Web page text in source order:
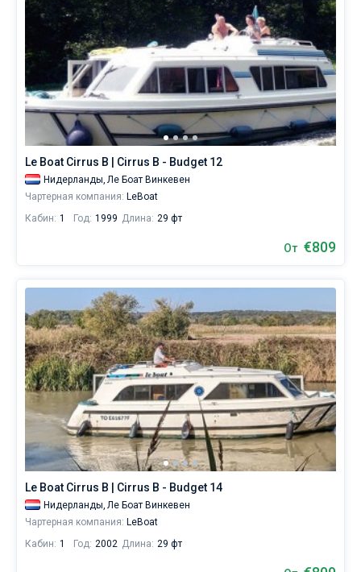
Le Boat Cirrus B | Cirrus B - Budget 12
Нидерланды, Ле Боат Винкевен
Чартерная компания: LeBoat
Кабин: 1 Год: 1999 Длина: 29 фт
От €809
Le Boat Cirrus B | Cirrus B - Budget 14
Нидерланды, Ле Боат Винкевен
Чартерная компания: LeBoat
Кабин: 1 Год: 2002 Длина: 29 фт